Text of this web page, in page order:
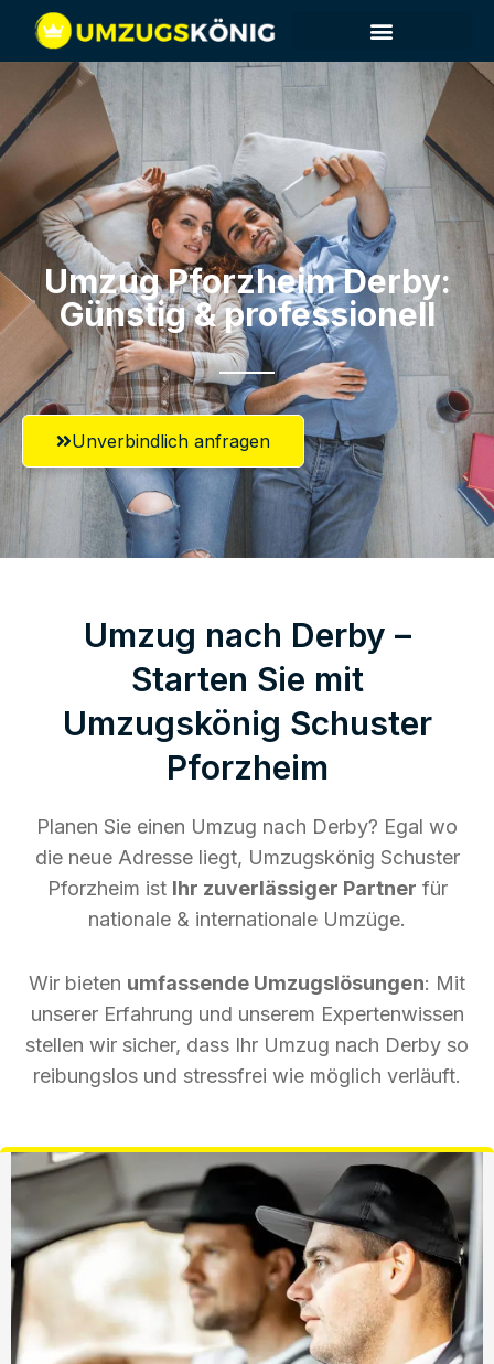
Umzug Pforzheim​ Derby:
Günstig & professionell​
Unverbindlich anfragen
Umzug nach Derby –
Starten Sie mit
Umzugskönig Schuster
Pforzheim
Planen Sie einen Umzug nach Derby? Egal wo
die neue Adresse liegt, Umzugskönig Schuster
Pforzheim ist Ihr zuverlässiger Partner für
nationale & internationale Umzüge.
Wir bieten umfassende Umzugslösungen: Mit
unserer Erfahrung und unserem Expertenwissen
stellen wir sicher, dass Ihr Umzug nach Derby so
reibungslos und stressfrei wie möglich verläuft.